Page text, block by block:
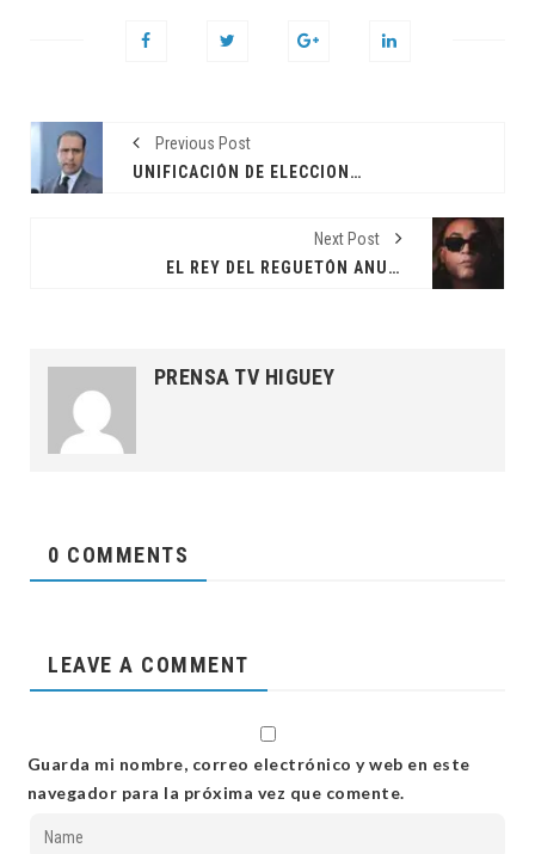
Previous Post
UNIFICACIÓN DE ELECCIONES Y REDUCCIÓN DE DIPUTADOS DEBE ESTAR EN REFORMA CONSTITUCIONAL SEGÚN FINJUS
Next Post
EL REY DEL REGUETÓN ANUNCIA QUE SE OPERÓ TRAS UN DÍA DE REVELAR SU DIAGNÓSTICO
PRENSA TV HIGUEY
0 COMMENTS
LEAVE A COMMENT
Guarda mi nombre, correo electrónico y web en este
navegador para la próxima vez que comente.